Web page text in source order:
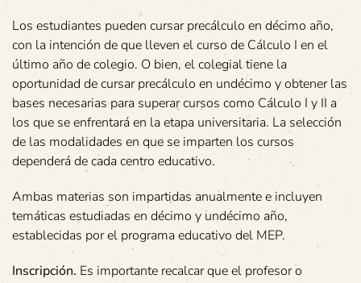
Los estudiantes pueden cursar precálculo en décimo año,
con la intención de que lleven el curso de Cálculo I en el
último año de colegio. O bien, el colegial tiene la
oportunidad de cursar precálculo en undécimo y obtener las
bases necesarias para superar cursos como Cálculo I y II a
los que se enfrentará en la etapa universitaria. La selección
de las modalidades en que se imparten los cursos
dependerá de cada centro educativo.
Ambas materias son impartidas anualmente e incluyen
temáticas estudiadas en décimo y undécimo año,
establecidas por el programa educativo del MEP.
Inscripción. Es importante recalcar que el profesor o